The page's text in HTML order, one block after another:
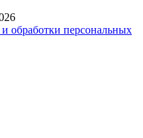
обработки персональных